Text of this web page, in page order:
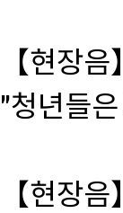
【현장
"청년들
【현장